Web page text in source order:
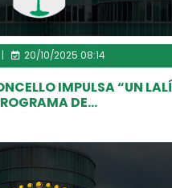
20/10/2025 08:14
IMPULSA “UN
DE...